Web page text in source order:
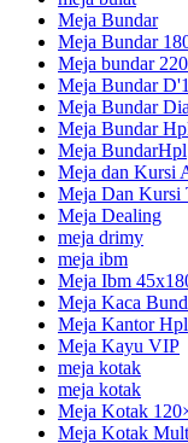
Meja Bundar
Meja Bundar
Meja bundar
Meja Bundar
Meja Bundar
Meja Bundar
Meja BundarHpl
Meja dan Kursi
Meja Dan Kursi
Meja Dealing
meja drimy
meja ibm
Meja Ibm
Meja Kaca
Meja Kantor Hpl
Meja Kayu VIP
meja kotak
meja kotak
Meja Kotak
Meja Kotak